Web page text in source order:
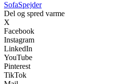
SofaSpejder
Del og spred varme
X
Facebook
Instagram
LinkedIn
YouTube
Pinterest
TikTok